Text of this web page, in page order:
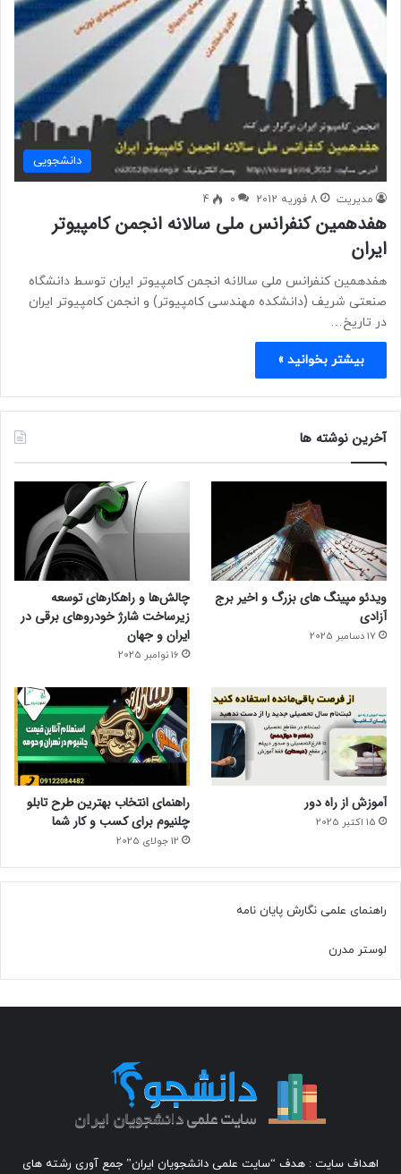
دانشجویی
مدیریت 8 فوریه 2012 0
4
هفدهمین کنفرانس ملی سالانه انجمن کامپیوتر
ایران
هفدهمین کنفرانس ملی سالانه انجمن کامپیوتر ایران توسط دانشگاه
صنعتی شریف (دانشکده مهندسی کامپیوتر) و انجمن کامپیوتر ایران
در تاریخ…
بیشتر بخوانید »
آخرین نوشته ها
ویدئو مپینگ های بزرگ و اخیر برج
آزادی
17 دسامبر 2025
چالش‌ها و راهکارهای توسعه
زیرساخت شارژ خودروهای برقی در
ایران و جهان
16 نوامبر 2025
آموزش از راه دور
15 اکتبر 2025
راهنمای انتخاب بهترین طرح تابلو
چلنیوم برای کسب و کار شما
12 جولای 2025
راهنمای علمی نگارش پایان نامه
لوستر مدرن
اهداف سایت : هدف “سایت علمی دانشجویان ایران” جمع آوری رشته های